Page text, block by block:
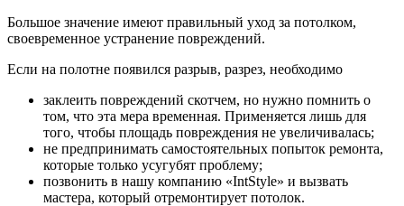
Большое значение имеют правильный уход за потолком,
своевременное устранение повреждений.
Если на полотне появился разрыв, разрез, необходимо
заклеить повреждений скотчем, но нужно помнить о
том, что эта мера временная. Применяется лишь для
того, чтобы площадь повреждения не увеличивалась;
не предпринимать самостоятельных попыток ремонта,
которые только усугубят проблему;
позвонить в нашу компанию «IntStyle» и вызвать
мастера, который отремонтирует потолок.